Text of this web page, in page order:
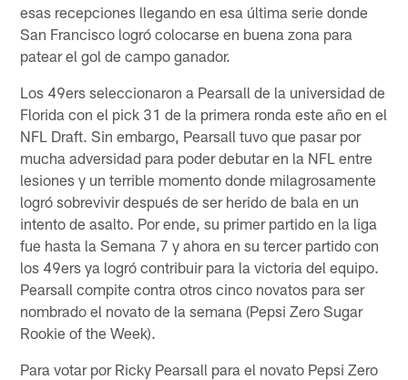
esas recepciones llegando en esa última serie donde
San Francisco logró colocarse en buena zona para
patear el gol de campo ganador.
Los 49ers seleccionaron a Pearsall de la universidad de
Florida con el pick 31 de la primera ronda este año en el
NFL Draft. Sin embargo, Pearsall tuvo que pasar por
mucha adversidad para poder debutar en la NFL entre
lesiones y un terrible momento donde milagrosamente
logró sobrevivir después de ser herido de bala en un
intento de asalto. Por ende, su primer partido en la liga
fue hasta la Semana 7 y ahora en su tercer partido con
los 49ers ya logró contribuir para la victoria del equipo.
Pearsall compite contra otros cinco novatos para ser
nombrado el novato de la semana (Pepsi Zero Sugar
Rookie of the Week).
Para votar por Ricky Pearsall para el novato Pepsi Zero